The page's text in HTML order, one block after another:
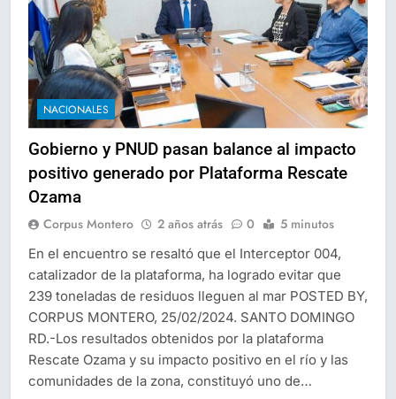
NACIONALES
Gobierno y PNUD pasan balance al impacto
positivo generado por Plataforma Rescate
Ozama
Corpus Montero 2 años atrás 0 5 minutos
En el encuentro se resaltó que el Interceptor 004,
catalizador de la plataforma, ha logrado evitar que
239 toneladas de residuos lleguen al mar POSTED BY,
CORPUS MONTERO, 25/02/2024. SANTO DOMINGO
RD.-Los resultados obtenidos por la plataforma
Rescate Ozama y su impacto positivo en el río y las
comunidades de la zona, constituyó uno de…